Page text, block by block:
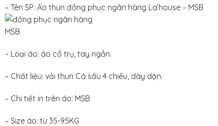
– Tên SP: Áo thun đồng phục ngân hàng La’house – MSB
– Loại áo: áo cổ trụ, tay ngắn.
– Chất liệu: vải thun Cá sấu 4 chiều, dày dặn.
– Chi tiết in trên áo: MSB
– Size áo: từ 35-95KG